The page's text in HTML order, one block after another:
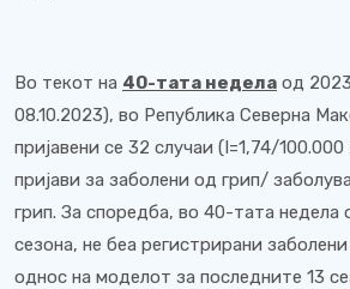
Во текот на 40-тата недела од
08.10.2023), во Република Северна
пријавени се 32 случаи (I=1,74/
пријави за заболени од грип/
грип. За споредба, во 40-тата недела
сезона, не беа регистрирани
однос на моделот за последните 13